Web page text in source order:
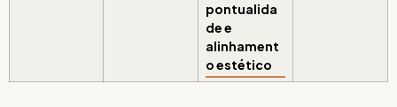
pontualida
de e
alinhament
o estético